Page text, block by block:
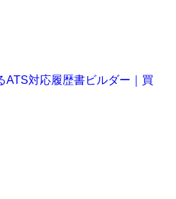
ATS対応履歴書ビルダー｜買